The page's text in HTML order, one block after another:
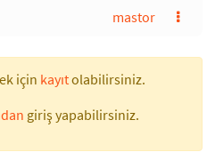
mastor
için kayıtolabilirsiniz.
giriş yapabilirsiniz.